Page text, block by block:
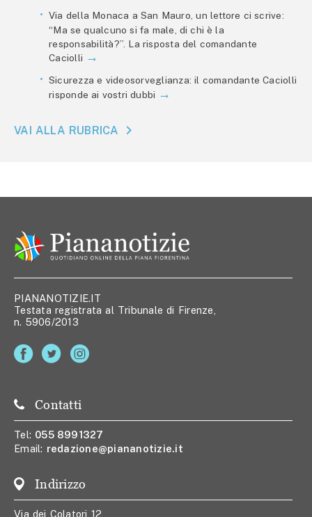
Via della Monaca a San Mauro, un lettore ci scrive:
“Ma se qualcuno si fa male, di chi è la
responsabilità?”. La risposta del comandante
Caciolli
Sicurezza e videosorveglianza: il comandante Caciolli
risponde ai vostri dubbi
VAI ALLA RUBRICA
PIANANOTIZIE.IT
Testata registrata al Tribunale di Firenze,
n. 5906/2013
Contatti
Tel: 055 8991327
Email: redazione@piananotizie.it
Indirizzo
Via dei Colatori 12,